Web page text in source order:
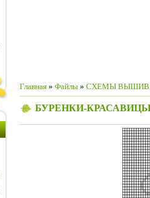
Главная » Файлы » СХЕМЫ
БУРЕНКИ-